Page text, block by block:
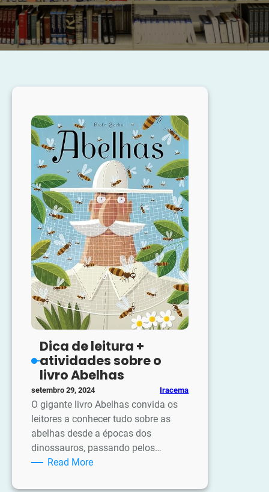
Dica de leitura +
atividades sobre o
livro Abelhas
setembro 29, 2024 Iracema
O gigante livro Abelhas convida os
leitores a conhecer tudo sobre as
abelhas desde a épocas dos
dinossauros, passando pelos…
Read More: